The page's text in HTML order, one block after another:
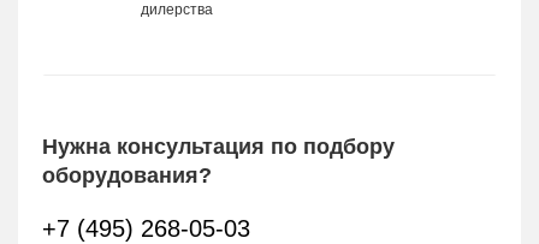
дилерства
Нужна консультация по подбору
оборудования?
+7 (495) 268-05-03